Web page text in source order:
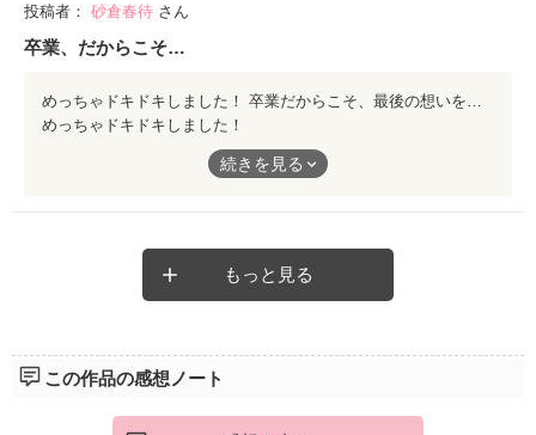
投稿者： 砂倉春待 さん
卒業、だからこそ…
めっちゃドキドキしました！
卒業だからこそ、最後の想いを…
短編なので、すごく読みやすいです(o^∀^o)
続きを見る
もっと見る
この作品の感想ノート